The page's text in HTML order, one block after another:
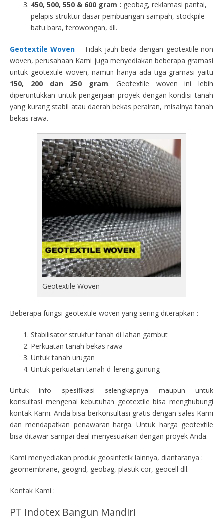
450, 500, 550 & 600 gram : geobag, reklamasi pantai,
pelapis struktur dasar pembuangan sampah, stockpile
batu bara, terowongan, dll.
Geotextile Woven – Tidak jauh beda dengan geotextile non
woven, perusahaan Kami juga menyediakan beberapa gramasi
untuk geotextile woven, namun hanya ada tiga gramasi yaitu
150, 200 dan 250 gram. Geotextile woven ini lebih
diperuntukkan untuk pengerjaan proyek dengan kondisi tanah
yang kurang stabil atau daerah bekas perairan, misalnya tanah
bekas rawa.
Geotextile Woven
Beberapa fungsi geotextile woven yang sering diterapkan :
Stabilisator struktur tanah di lahan gambut
Perkuatan tanah bekas rawa
Untuk tanah urugan
Untuk perkuatan tanah di lereng gunung
Untuk info spesifikasi selengkapnya maupun untuk
konsultasi mengenai kebutuhan geotextile bisa menghubungi
kontak Kami. Anda bisa berkonsultasi gratis dengan sales Kami
dan mendapatkan penawaran harga. Untuk harga geotextile
bisa ditawar sampai deal menyesuaikan dengan proyek Anda.
Kami menyediakan produk geosintetik lainnya, diantaranya :
geomembrane, geogrid, geobag, plastik cor, geocell dll.
Kontak Kami :
PT Indotex Bangun Mandiri